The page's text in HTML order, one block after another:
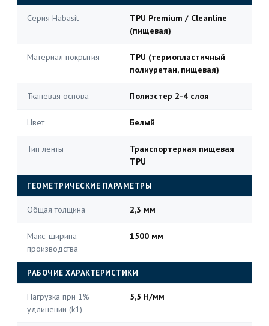
Серия Habasit
TPU Premium / Cleanline
(пищевая)
Материал покрытия
TPU (термопластичный
полиуретан, пищевая)
Тканевая основа Полиэстер 2-4 слоя
Цвет Белый
Тип ленты
Транспортерная пищевая
TPU
ГЕОМЕТРИЧЕСКИЕ ПАРАМЕТРЫ
Общая толщина 2,3 мм
Макс. ширина
производства
1500 мм
РАБОЧИЕ ХАРАКТЕРИСТИКИ
Нагрузка при 1%
удлинении (k1)
5,5 Н/мм